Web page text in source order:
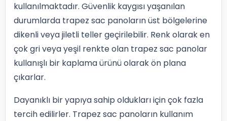
kullanılmaktadır. Güvenlik kaygısı yaşanılan
durumlarda trapez sac panoların üst bölgelerine
dikenli veya jiletli teller geçirilebilir. Renk olarak en
çok gri veya yeşil renkte olan trapez sac panolar
kullanışlı bir kaplama ürünü olarak ön plana
çıkarlar.
Dayanıklı bir yapıya sahip oldukları için çok fazla
tercih edilirler. Trapez sac panoların kullanım